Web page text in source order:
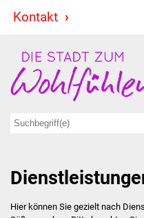
Kontakt
Hier können Sie gezielt nach